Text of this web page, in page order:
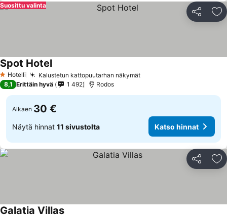
Jaa
Suosittu valinta
1 Tähtiluokitus
Hotelli Kalustetun kattopuutarhan näkymät
Spot Hotel
8,1 Erittäin hyvä 1 492 Rodos
Alkaen 30 €
Näytä hinnat 11 sivustolta Katso hinnat
Jaa
Galatia Villas